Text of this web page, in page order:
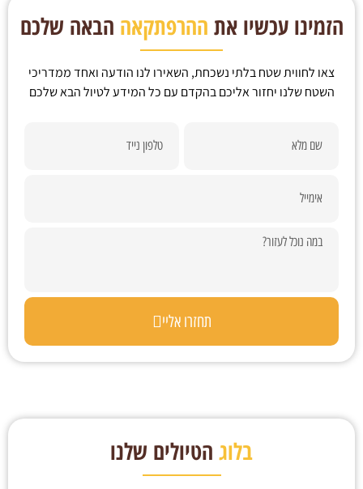
הזמינו עכשיו את ההרפתקאה הבאה שלכם
צאו לחווית שטח בלתי נשכחת, השאירו לנו הודעה ואחד ממדריכי
השטח שלנו יחזור אליכם בהקדם עם כל המידע לטיול הבא שלכם
תחזרו אליי
בלוג הטיולים שלנו